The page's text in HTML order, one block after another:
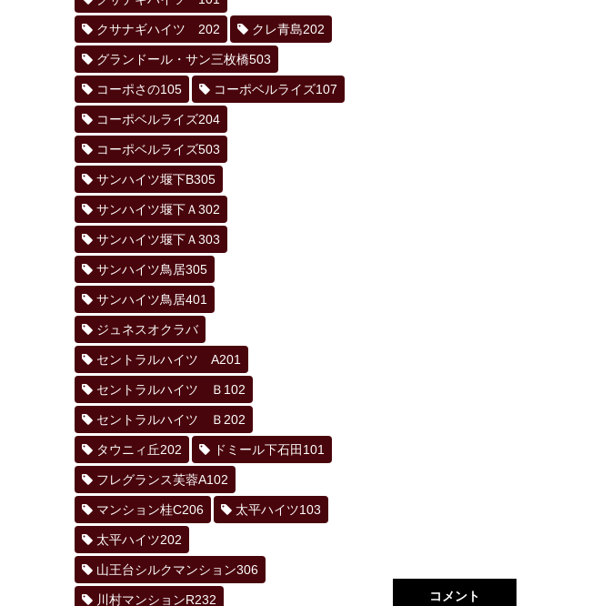
コメント
クサナギハイツ 202 クレ青島202
グランドール・サン三枚橋503
コーポさの105 コーポベルライズ107
コーポベルライズ204
コーポベルライズ503
サンハイツ堰下B305
サンハイツ堰下Ａ302
サンハイツ堰下Ａ303
サンハイツ鳥居305
サンハイツ鳥居401
ジュネスオクラバ
セントラルハイツ A201
セントラルハイツ Ｂ102
セントラルハイツ Ｂ202
タウニィ丘202 ドミール下石田101
フレグランス芙蓉A102
マンション桂C206 太平ハイツ103
太平ハイツ202
山王台シルクマンション306
川村マンションR232